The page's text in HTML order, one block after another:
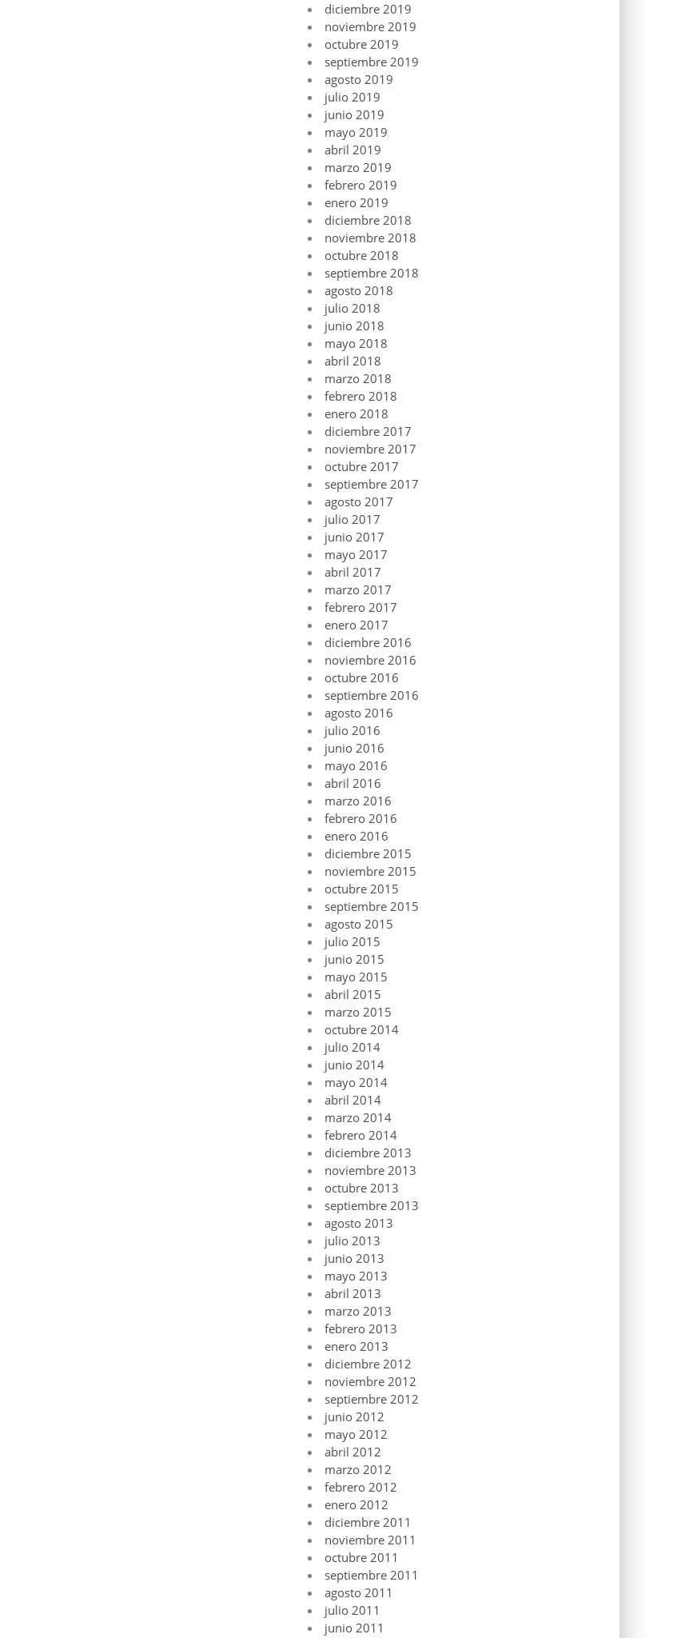
diciembre 2019
noviembre 2019
octubre 2019
septiembre 2019
agosto 2019
julio 2019
junio 2019
mayo 2019
abril 2019
marzo 2019
febrero 2019
enero 2019
diciembre 2018
noviembre 2018
octubre 2018
septiembre 2018
agosto 2018
julio 2018
junio 2018
mayo 2018
abril 2018
marzo 2018
febrero 2018
enero 2018
diciembre 2017
noviembre 2017
octubre 2017
septiembre 2017
agosto 2017
julio 2017
junio 2017
mayo 2017
abril 2017
marzo 2017
febrero 2017
enero 2017
diciembre 2016
noviembre 2016
octubre 2016
septiembre 2016
agosto 2016
julio 2016
junio 2016
mayo 2016
abril 2016
marzo 2016
febrero 2016
enero 2016
diciembre 2015
noviembre 2015
octubre 2015
septiembre 2015
agosto 2015
julio 2015
junio 2015
mayo 2015
abril 2015
marzo 2015
octubre 2014
julio 2014
junio 2014
mayo 2014
abril 2014
marzo 2014
febrero 2014
diciembre 2013
noviembre 2013
octubre 2013
septiembre 2013
agosto 2013
julio 2013
junio 2013
mayo 2013
abril 2013
marzo 2013
febrero 2013
enero 2013
diciembre 2012
noviembre 2012
septiembre 2012
junio 2012
mayo 2012
abril 2012
marzo 2012
febrero 2012
enero 2012
diciembre 2011
noviembre 2011
octubre 2011
septiembre 2011
agosto 2011
julio 2011
junio 2011